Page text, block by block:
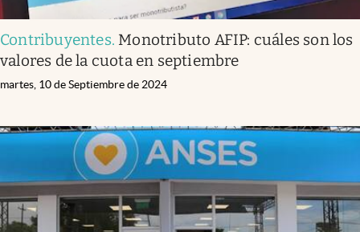
Contribuyentes. Monotributo AFIP: cuáles son los
valores de la cuota en septiembre
martes, 10 de Septiembre de 2024